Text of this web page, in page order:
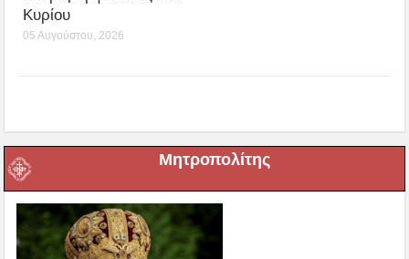
Κυρίου
05 Αυγούστου, 2026
Μητροπολίτης